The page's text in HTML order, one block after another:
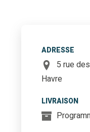
ADRESSE
5 rue
Havre
LIVRAISON